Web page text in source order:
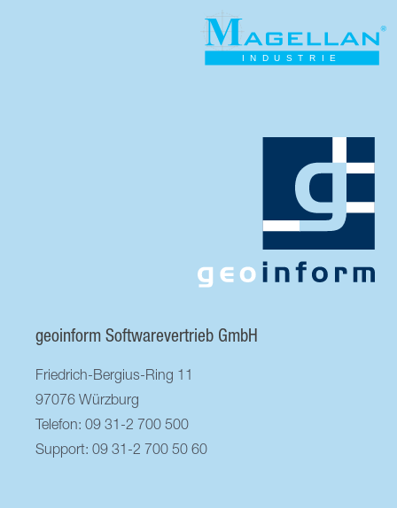
geoinform Softwarevertrieb GmbH
Friedrich-Bergius-Ring 11
97076 Würzburg
Telefon: 09 31-2 700 500
Support: 09 31-2 700 50 60